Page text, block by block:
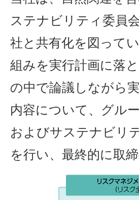
ステナビリティ委員
社と共有化を図って
組みを実行計画に落
の中で論議しながら
内容について、グル
およびサステナビリ
を行い、最終的に取